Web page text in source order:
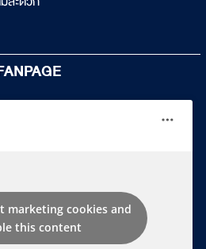
สะดวก
marketing cookies and
this content